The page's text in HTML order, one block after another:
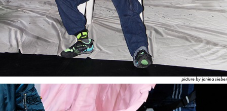
picture by janina sieber